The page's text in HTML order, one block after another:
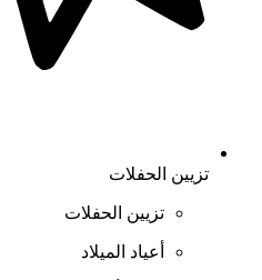
تزيين الحفلات
تزيين الحفلات
أعياد الميلاد